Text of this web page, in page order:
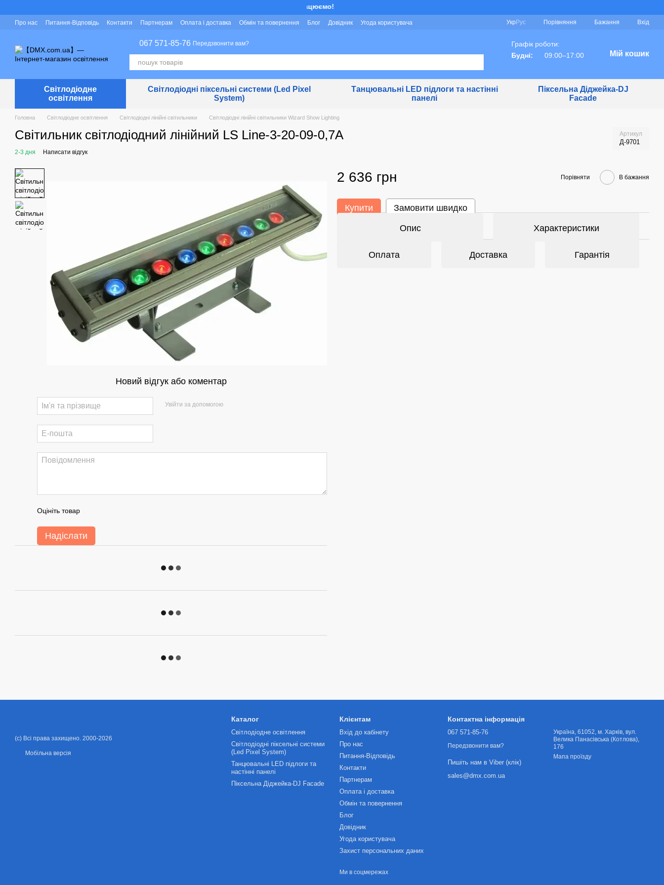
Ми працюємо!
Про нас Питання-Відповідь Контакти Партнерам Оплата і доставка Обмін та повернення Блог Довідник
Угода користувача
Укр Рус Порівняння Бажання Вхід
067 571-85-76 Передзвонити вам?
Графік роботи:
Будні:
09:00–17:00 Мій кошик
Світлодіодне
освітлення
Світлодіодні піксельні системи (Led Pixel
System)
Танцювальні LED підлоги та настінні
панелі
Піксельна Діджейка-DJ
Facade
Головна Світлодіодне освітлення Світлодіодні лінійні світильники Світлодіодні лінійні світильники Wizard Show Lighting
Світильник світлодіодний лінійний LS Line-3-20-09-0,7A Артикул
Д-9701
2-3 дня Написати відгук
Новий відгук або коментар
Увійти за допомогою
Оцініть товар
Надіслати
2 636 грн Порівняти В бажання
Купити Замовити швидко
Опис Характеристики
Оплата Доставка Гарантія
(c) Всі права захищено. 2000-2026
Мобільна версія
Каталог
Світлодіодне освітлення
Світлодіодні піксельні системи
(Led Pixel System)
Танцювальні LED підлоги та
настінні панелі
Піксельна Діджейка-DJ Facade
Клієнтам
Вхід до кабінету
Про нас
Питання-Відповідь
Контакти
Партнерам
Оплата і доставка
Обмін та повернення
Блог
Довідник
Угода користувача
Захист персональних даних
Ми в соцмережах
Контактна інформація
067 571-85-76
Передзвонити вам?
Пишіть нам в Viber (клік)
sales@dmx.com.ua
Українa, 61052, м. Харків, вул.
Велика Панасівська (Котлова),
176
Мапа проїзду